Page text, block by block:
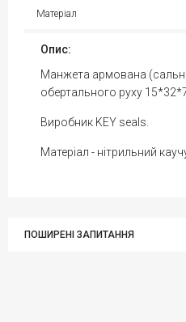
Матеріал
Опис:
Манжета армована
обертального руху 15*32*7
Виробник KEY seals.
Матеріал - нітрильний
ПОШИРЕНІ ЗАПИТАННЯ